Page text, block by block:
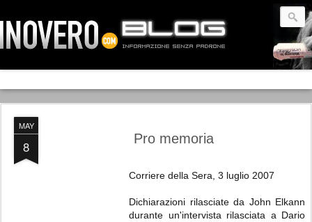
MAY
8 Pro memoria
Corriere della Sera, 3 luglio 2007
Dichiarazioni rilasciate da John Elkann
durante un'intervista rilasciata a Dario